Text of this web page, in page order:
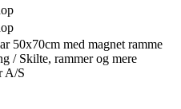
50x70cm med magnet ramme
/ Skilte, rammer og mere
A/S